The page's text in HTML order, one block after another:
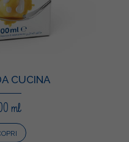
CUCINA
ml